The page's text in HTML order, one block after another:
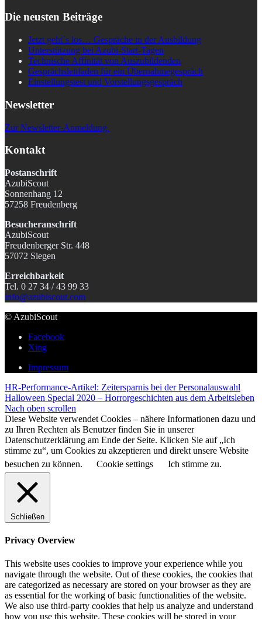
Die neusten Beiträge
Jetzt geht´s los… Gespräche in der Ausbildung
Unterstützung bei Azubi-Start-Tagen
Technische Affinität von Auszubildenden
Gesprächsleitfaden für ein Übernahmegespräch
Einstellungstest und Vorstellungsgespräch
Newsletter
Zur Newsletter-Anmeldung.
Kontakt
Postanschrift
AzubiScout
Sonnenhang 12
57258 Freudenberg
Besucheranschrift
AzubiScout
Freudenberger Str. 448
57072 Siegen
Erreichbarkeit
Tel. 0 27 34 / 43 99 33
info@azubiscout.com
© AzubiScout
Facebook
Xing
Impressum
HR-Performance-Artikel: Zeitersparnis bei der Personalauswahl
Halloween Special 2020 – Horrorgeschichten aus dem Arbeitsleben
Nach oben scrollen
Diese Website verwendet Cookies – nähere Informationen dazu und
zu Ihren Rechten als Benutzer finden Sie in unserer
Datenschutzerklärung am Ende der Seite. Klicken Sie auf „Ich
stimme zu“, um Cookies zu akzeptieren und direkt unsere Website
besuchen zu können.
Cookie settings Ich stimme zu.
Schließen
Privacy Overview
This website uses cookies to improve your experience while you
navigate through the website. Out of these cookies, the cookies that
are categorized as necessary are stored on your browser as they are
as essential for the working of basic functionalities of the website.
We also use third-party cookies that help us analyze and understand
how you use this website. These cookies will be stored in your